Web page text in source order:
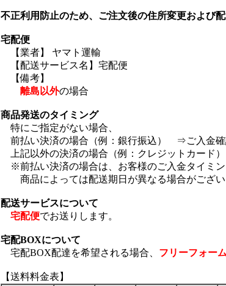
不正利用防止のため、ご注文後の住所変更および
宅配便
【業者】 ヤマト運輸
【配送サービス名】宅配便
【備考】
離島以外の場合
商品発送のタイミング
特にご指定がない場合、
前払い決済の場合（例：銀行振込） ⇒ご入金確
上記以外の決済の場合（例：クレジットカード
※前払い決済の場合は、お客様のご入金タイミン
商品によっては配送期日が異なる場合がござい
配送サービスについて
宅配便でお送りします。
宅配BOXについて
宅配BOX配達を希望される場合、 フリーフォー
【送料料金表】